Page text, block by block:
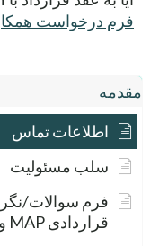
مقدمه
اطلاعات تماس
سلب مسئولیت
فرم سوالات/
قراردادی MAP و MAP
فرم درخواست